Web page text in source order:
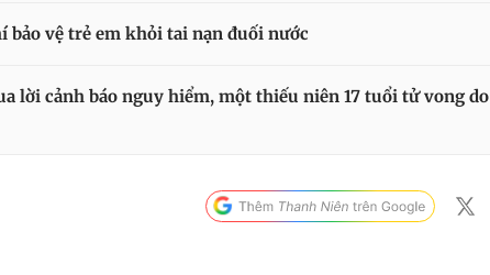
bảo vệ trẻ em khỏi tai nạn đuối nước
lời cảnh báo nguy hiểm, một thiếu niên 17 tuổi tử vong do